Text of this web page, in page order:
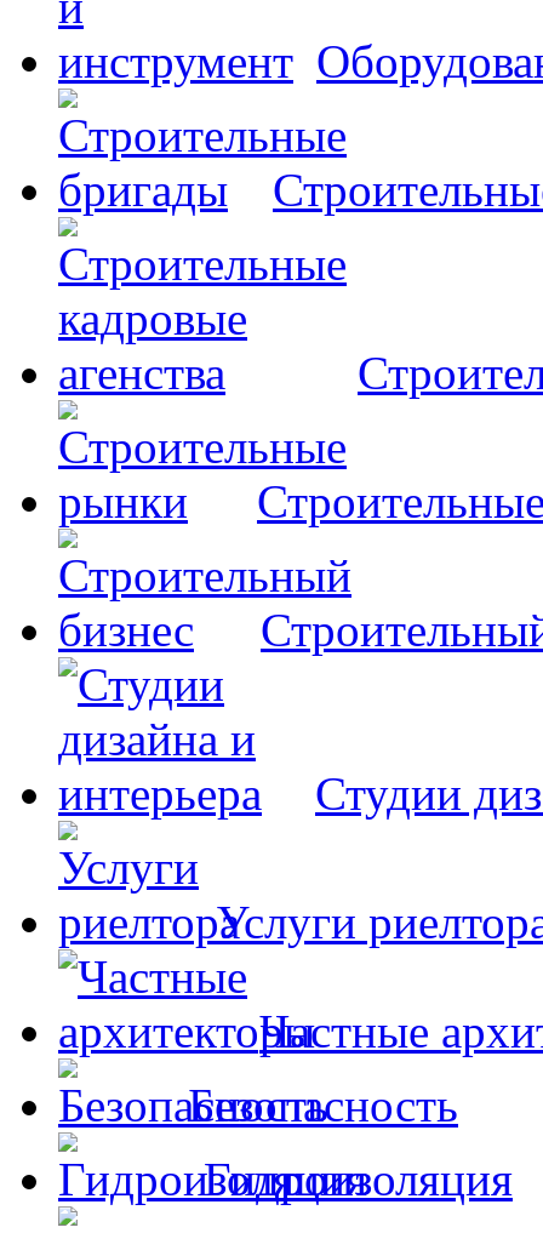
Студии
Услуги
Частные
Безопасность
Гидроизоляция